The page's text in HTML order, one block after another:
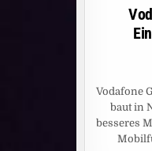
Vodafone
baut in
besseres